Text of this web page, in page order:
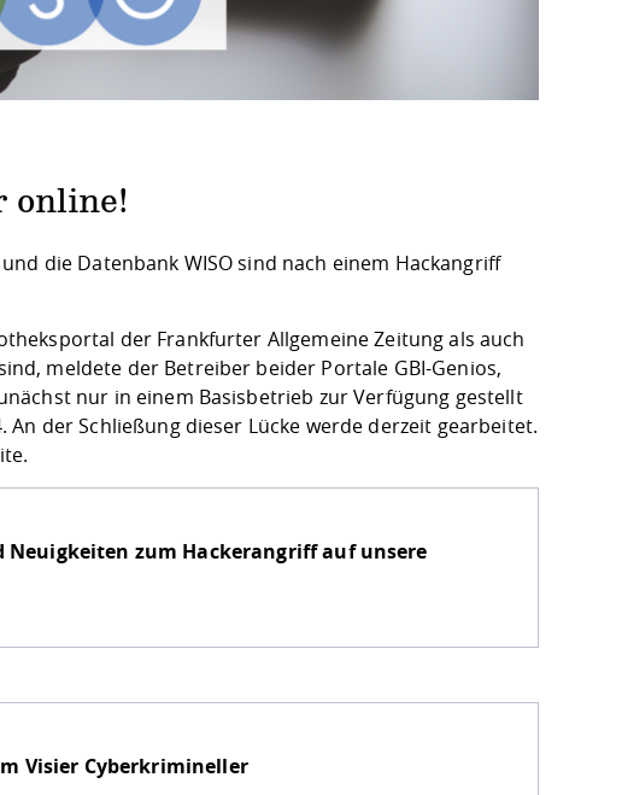
online!
die Datenbank WISO sind nach einem Hackangriff
der Frankfurter Allgemeine Zeitung als auch
meldete der Betreiber beider Portale GBI-Genios,
nur in einem Basisbetrieb zur Verfügung gestellt
der Schließung dieser Lücke werde derzeit gearbeitet.
.
Neuigkeiten zum Hackerangriff auf unsere
Visier Cyberkrimineller